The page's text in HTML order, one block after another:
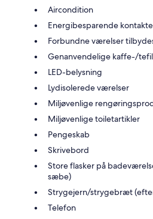
Aircondition
Energibesparende
Forbundne værelser
Genanvendelige kaffe-/
LED-belysning
Lydisolerede værelser
Miljøvenlige
Miljøvenlige toiletartikler
Pengeskab
Skrivebord
Store flasker på
sæbe)
Strygejern/strygebræt
Telefon